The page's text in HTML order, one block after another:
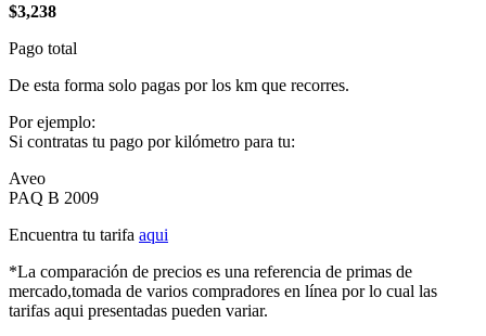
$3,238
Pago total
De esta forma solo pagas por los km que recorres.
Por ejemplo:
Si contratas tu pago por kilómetro para tu:
Aveo
PAQ B 2009
Encuentra tu tarifa aqui
*La comparación de precios es una referencia de primas de
mercado,tomada de varios compradores en línea por lo cual las
tarifas aqui presentadas pueden variar.